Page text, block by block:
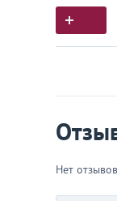
Нет отзывов